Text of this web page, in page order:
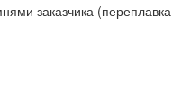
заказчика (переплавка